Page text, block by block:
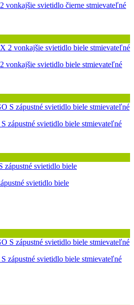
svietidlo čierne stmievateľné
svietidlo biele stmievateľné
zápustné svietidlo biele stmievateľné
svietidlo biele
zápustné svietidlo biele stmievateľné